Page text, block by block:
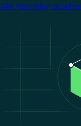
Alle Hersteller